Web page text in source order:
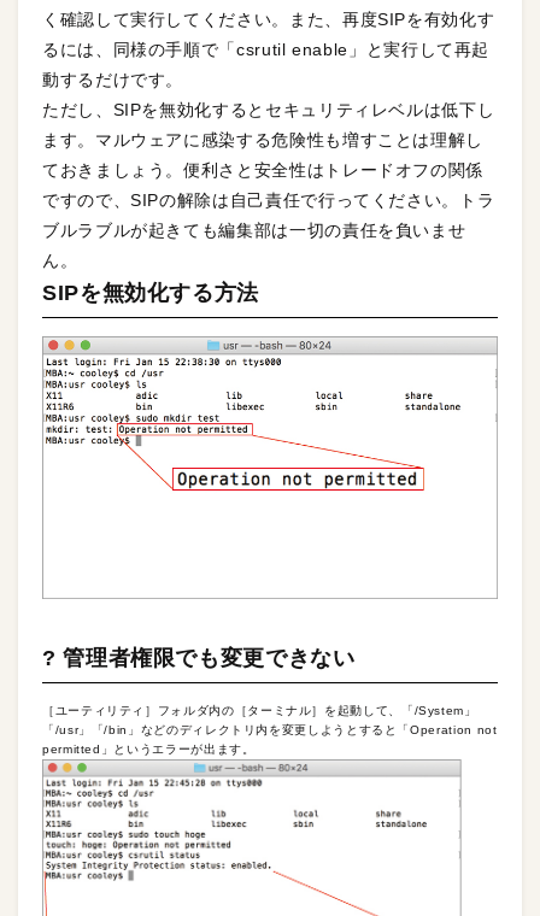
く確認して実行してください。また、再度SIPを有効化す
るには、同様の手順で「csrutil enable」と実行して再起
動するだけです。
ただし、SIPを無効化するとセキュリティレベルは低下し
ます。マルウェアに感染する危険性も増すことは理解し
ておきましょう。便利さと安全性はトレードオフの関係
ですので、SIPの解除は自己責任で行ってください。トラ
ブルラブルが起きても編集部は一切の責任を負いませ
ん。
SIPを無効化する方法
? 管理者権限でも変更できない
［ユーティリティ］フォルダ内の［ターミナル］を起動して、「/System」
「/usr」「/bin」などのディレクトリ内を変更しようとすると「Operation not
permitted」というエラーが出ます。